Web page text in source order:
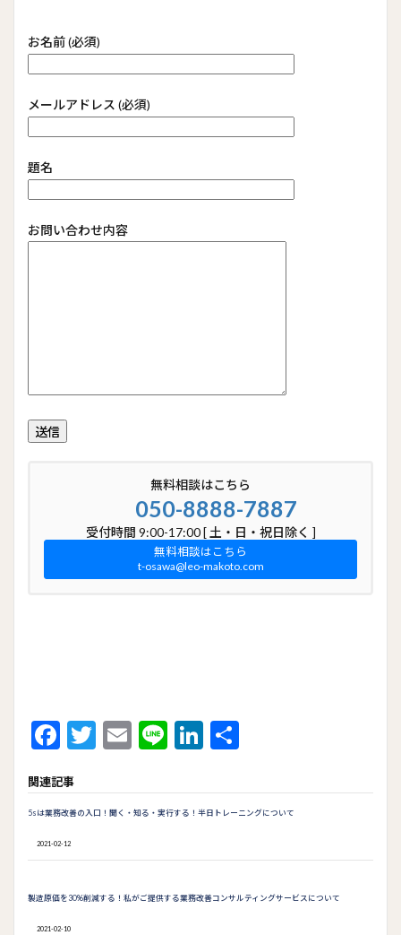
お名前 (必須)
メールアドレス (必須)
題名
お問い合わせ内容
無料相談はこちら
050-8888-7887
受付時間 9:00-17:00 [ 土・日・祝日除く ]
無料相談はこちら
t-osawa@leo-makoto.com
F
e
b
o
k
T
itt
er
E
ai
l
Li
e
Li
ke
dI
関連記事
5sは業務改善の入口！聞く・知る・実行する！半日トレーニングについて
2021-02-12
製造原価を30%削減する！私がご提供する業務改善コンサルティングサービスについて
2021-02-10